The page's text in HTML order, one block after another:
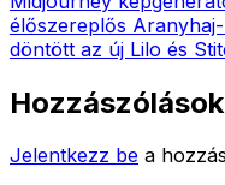
élőszereplős
döntött az új Lilo és
Hozzászólások
Jelentkezz be a